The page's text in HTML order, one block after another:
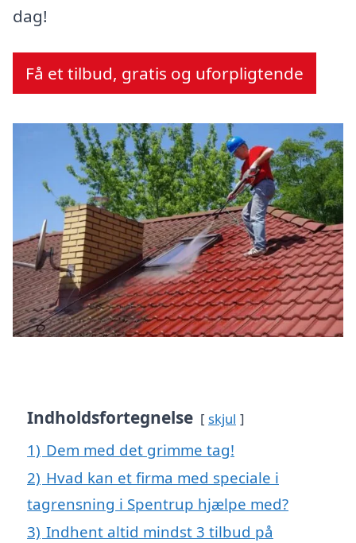
dag!
Få et tilbud, gratis og uforpligtende
Indholdsfortegnelse skjul
1) Dem med det grimme tag!
2) Hvad kan et firma med speciale i
tagrensning i Spentrup hjælpe med?
3) Indhent altid mindst 3 tilbud på